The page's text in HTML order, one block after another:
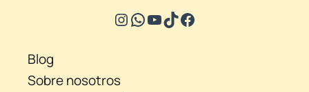
Blog
Sobre nosotros